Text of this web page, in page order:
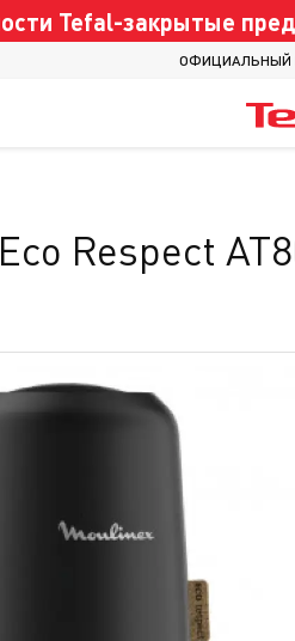
Tefal-закрытые
ОФИЦИАЛЬНЫЙ
Respect